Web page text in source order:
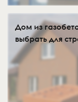
Дом из
выбрать для